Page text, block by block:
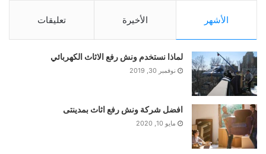
الأشهر الأخيرة تعليقات
لماذا نستخدم ونش رفع الاثاث الكهربائي
نوفمبر 30, 2019
افضل شركة ونش رفع اثاث بمدينتى
مايو 10, 2020